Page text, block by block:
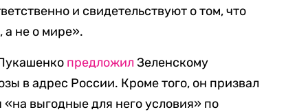
и свидетельствуют о том, что
а не о мире».
предложил Зеленскому
в адрес России. Кроме того, он призвал
«на выгодные для него условия» по